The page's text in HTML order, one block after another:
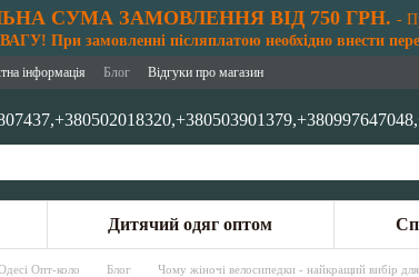
СУМА ЗАМОВЛЕННЯ ВІД 750 ГРН. -
При замовленні післяплатою необхідно внести
інформація Блог Відгуки про магазин
+380502018320,+380503901379,+380997647048,
Дитячий одяг оптом
Опт-коло Блог Чому жіночі велосипедки - найкращий вибір